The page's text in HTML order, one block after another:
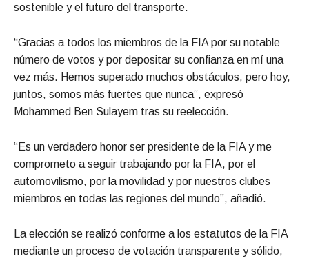
sostenible y el futuro del transporte.
“Gracias a todos los miembros de la FIA por su notable
número de votos y por depositar su confianza en mí una
vez más. Hemos superado muchos obstáculos, pero hoy,
juntos, somos más fuertes que nunca”, expresó
Mohammed Ben Sulayem tras su reelección.
“Es un verdadero honor ser presidente de la FIA y me
comprometo a seguir trabajando por la FIA, por el
automovilismo, por la movilidad y por nuestros clubes
miembros en todas las regiones del mundo”, añadió.
La elección se realizó conforme a los estatutos de la FIA
mediante un proceso de votación transparente y sólido,